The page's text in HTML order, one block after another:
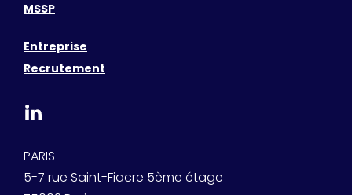
MSSP
Entreprise
Recrutement
PARIS
5-7 rue Saint-Fiacre 5ème étage